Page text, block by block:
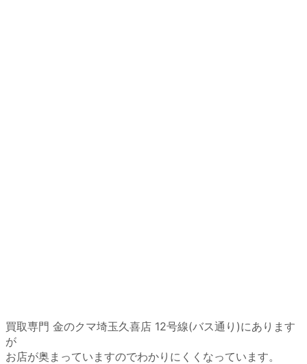
買取専門 金のクマ埼玉久喜店 12号線(バス通り)にあります
が
お店が奥まっていますのでわかりにくくなっています。